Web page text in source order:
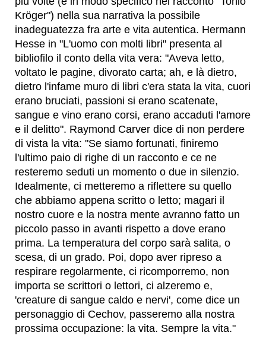
Kröger") nella sua narrativa la possibile
inadeguatezza fra arte e vita autentica. Hermann
Hesse in "L'uomo con molti libri" presenta al
bibliofilo il conto della vita vera: "Aveva letto,
voltato le pagine, divorato carta; ah, e là dietro,
dietro l'infame muro di libri c'era stata la vita, cuori
erano bruciati, passioni si erano scatenate,
sangue e vino erano corsi, erano accaduti l'amore
e il delitto". Raymond Carver dice di non perdere
di vista la vita: "Se siamo fortunati, finiremo
l'ultimo paio di righe di un racconto e ce ne
resteremo seduti un momento o due in silenzio.
Idealmente, ci metteremo a riflettere su quello
che abbiamo appena scritto o letto; magari il
nostro cuore e la nostra mente avranno fatto un
piccolo passo in avanti rispetto a dove erano
prima. La temperatura del corpo sarà salita, o
scesa, di un grado. Poi, dopo aver ripreso a
respirare regolarmente, ci ricomporremo, non
importa se scrittori o lettori, ci alzeremo e,
'creature di sangue caldo e nervi', come dice un
personaggio di Cechov, passeremo alla nostra
prossima occupazione: la vita. Sempre la vita."